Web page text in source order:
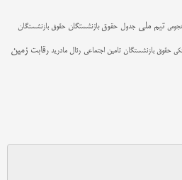
تیم ملی جدول حقوق بازنشستگان حقوق بازنشستگان
حقوق بازنشستگان تامین اجتماعی رئال مادرید رقابت زمین